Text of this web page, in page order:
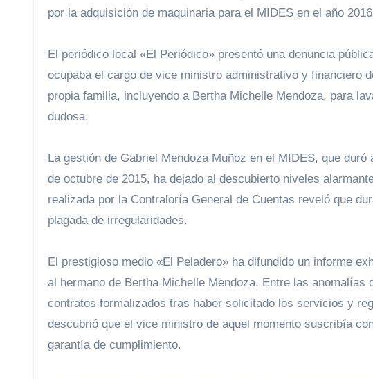
por la adquisición de maquinaria para el MIDES en el año
El periódico local «El Periódico» presentó una denuncia
ocupaba el cargo de vice ministro administrativo y financiero
propia familia, incluyendo a Bertha Michelle Mendoza, para
dudosa.
La gestión de Gabriel Mendoza Muñoz en el MIDES, que
de octubre de 2015, ha dejado al descubierto niveles
realizada por la Contraloría General de Cuentas reveló que
plagada de irregularidades.
El prestigioso medio «El Peladero» ha difundido un informe
al hermano de Bertha Michelle Mendoza. Entre las
contratos formalizados tras haber solicitado los servicios y
descubrió que el vice ministro de aquel momento suscribía
garantía de cumplimiento.